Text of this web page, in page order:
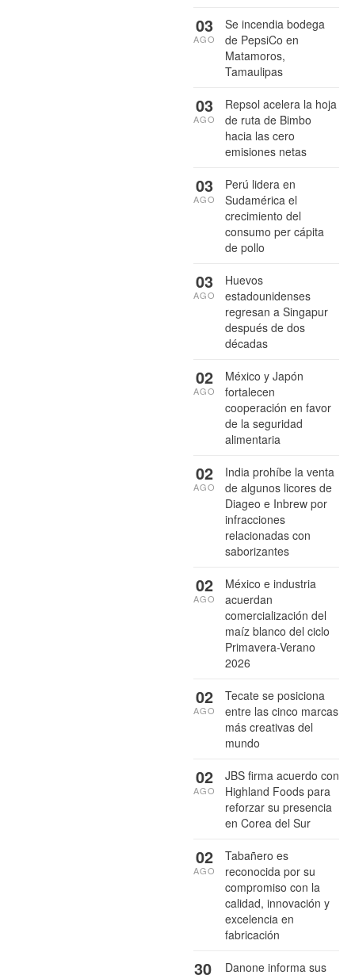
Se incendia bodega
de PepsiCo en
Matamoros,
Tamaulipas
03
AGO
Repsol acelera la hoja
de ruta de Bimbo
hacia las cero
emisiones netas
03
AGO
Perú lidera en
Sudamérica el
crecimiento del
consumo per cápita
de pollo
03
AGO
Huevos
estadounidenses
regresan a Singapur
después de dos
décadas
03
AGO
México y Japón
fortalecen
cooperación en favor
de la seguridad
alimentaria
02
AGO
India prohíbe la venta
de algunos licores de
Diageo e Inbrew por
infracciones
relacionadas con
saborizantes
02
AGO
México e industria
acuerdan
comercialización del
maíz blanco del ciclo
Primavera-Verano
2026
02
AGO
Tecate se posiciona
entre las cinco marcas
más creativas del
mundo
02
AGO
JBS firma acuerdo con
Highland Foods para
reforzar su presencia
en Corea del Sur
02
AGO
Tabañero es
reconocida por su
compromiso con la
calidad, innovación y
excelencia en
fabricación
02
AGO
Danone informa sus
30